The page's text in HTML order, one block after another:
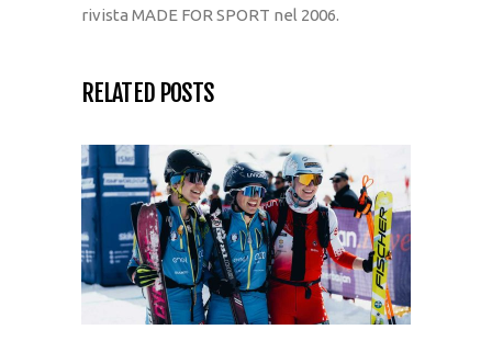
rivista MADE FOR SPORT nel 2006.
RELATED POSTS